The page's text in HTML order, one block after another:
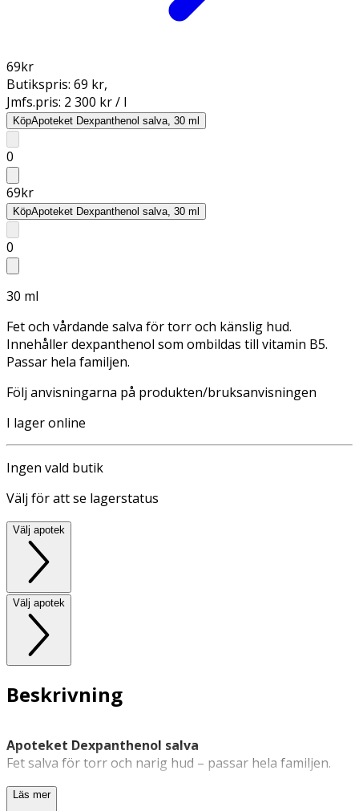
69kr
Butikspris: 69 kr,
Jmfs.pris: 2 300 kr / l
KöpApoteket Dexpanthenol salva, 30 ml
0
69kr
KöpApoteket Dexpanthenol salva, 30 ml
0
30 ml
Fet och vårdande salva för torr och känslig hud.
Innehåller dexpanthenol som ombildas till vitamin B5.
Passar hela familjen.
Följ anvisningarna på produkten/bruksanvisningen
I lager online
Ingen vald butik
Välj för att se lagerstatus
Välj apotek
Välj apotek
Beskrivning
Apoteket Dexpanthenol salva
Fet salva för torr och narig hud – passar hela familjen.
Apoteket Dexpanthenol salva är en fet och vårdande
Läs mer